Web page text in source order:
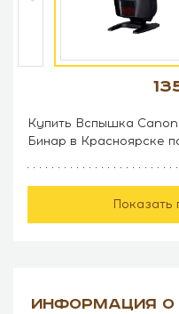
Купить Вспышка
Бинар в Красноярске
Показать
ИНФОРМАЦИЯ О